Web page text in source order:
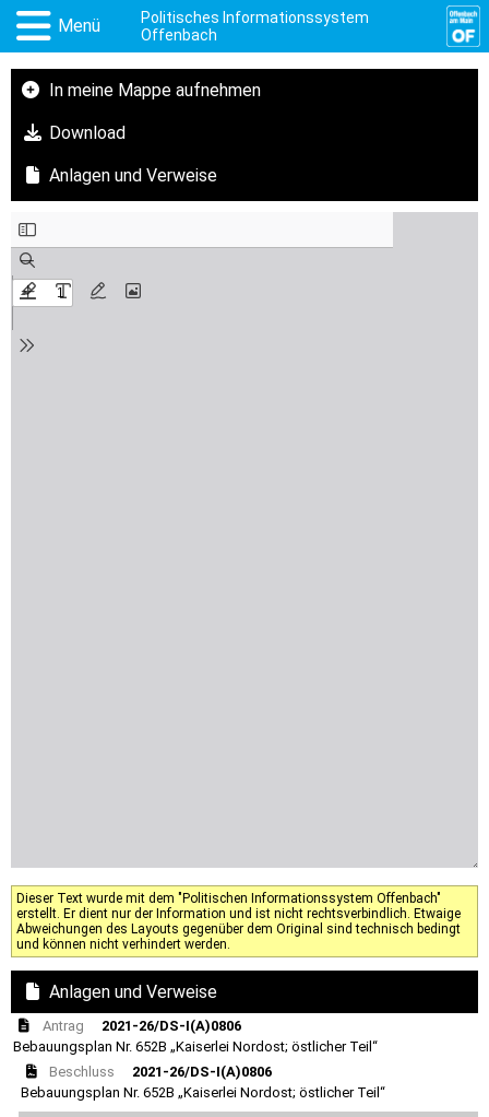
Menü
Politisches Informationssystem
Offenbach
In meine Mappe aufnehmen
Download
Anlagen und Verweise
Dieser Text wurde mit dem "Politischen Informationssystem Offenbach"
erstellt. Er dient nur der Information und ist nicht rechtsverbindlich. Etwaige
Abweichungen des Layouts gegenüber dem Original sind technisch bedingt
und können nicht verhindert werden.
Anlagen und Verweise
Antrag
2021-26/DS-I(A)0806
Bebauungsplan Nr. 652B „Kaiserlei Nordost; östlicher Teil“
Beschluss
2021-26/DS-I(A)0806
Bebauungsplan Nr. 652B „Kaiserlei Nordost; östlicher Teil“